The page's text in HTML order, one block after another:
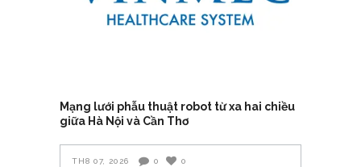
Mạng lưới phẫu thuật robot từ xa hai chiều
giữa Hà Nội và Cần Thơ
TH8 07, 2026 0 0